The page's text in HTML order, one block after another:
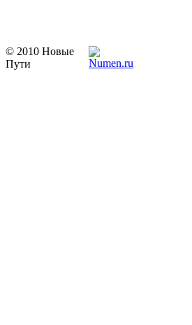
© 2010 Новые
Пути